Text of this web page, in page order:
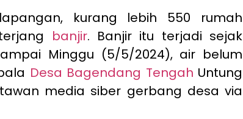
kurang lebih 550 rumah
banjir. Banjir itu terjadi sejak
Minggu (5/5/2024), air belum
Desa Bagendang Tengah Untung
media siber gerbang desa via